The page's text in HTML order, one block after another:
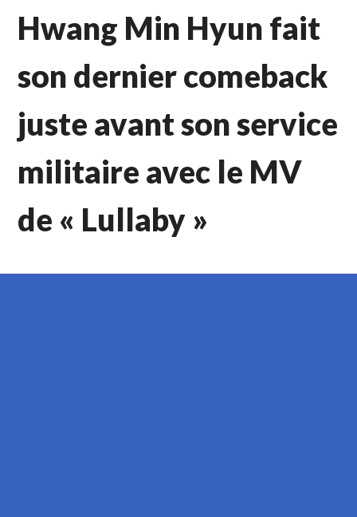
Hwang Min Hyun fait
son dernier comeback
juste avant son service
militaire avec le MV
de « Lullaby »